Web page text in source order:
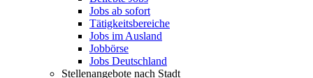
Jobs ab sofort
Tätigkeitsbereiche
Jobs im Ausland
Jobbörse
Jobs Deutschland
Stellenangebote nach Stadt